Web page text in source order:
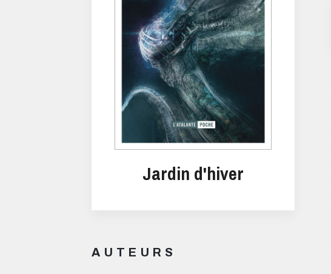
Jardin d'hiver
AUTEURS